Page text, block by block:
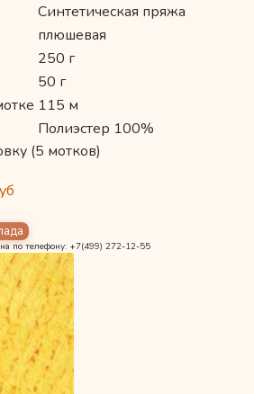
Синтетическая пряжа
плюшевая
250 г
50 г
115 м
Полиэстер 100%
(5 мотков)
по телефону: +7(499) 272-12-55